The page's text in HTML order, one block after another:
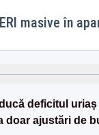
masive în
deficitul
doar ajustări de